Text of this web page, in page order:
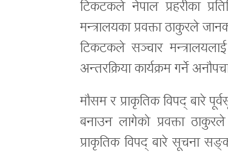
टिकटकले नेपाल प्रहरीका
मन्त्रालयका प्रवक्ता ठाकुरले
टिकटकले सञ्चार
अन्तरक्रिया कार्यक्रम गर्ने
मौसम र प्राकृतिक विपद् बारे
बनाउन लागेको प्रवक्ता
प्राकृतिक विपद् बारे सूचना